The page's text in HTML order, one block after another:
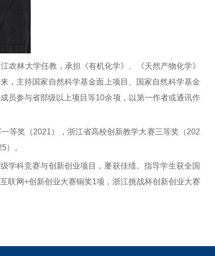
农林大学任教，承担《有机化学》、《天然产物化学》
，主持国家自然科学基金面上项目、国家自然科学基金
员参与省部级以上项目等10余项，以第一作者或通讯作
等奖（2021），浙江省高校创新教学大赛三等奖（202
）。
学科竞赛与创新创业项目，屡获佳绩。指导学生获全国
联网+创新创业大赛铜奖1项，浙江挑战杯创新创业大赛